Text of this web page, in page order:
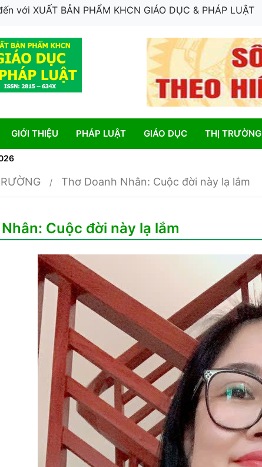
với XUẤT BẢN PHẨM KHCN GIÁO DỤC & PHÁP LUẬT
GIỚI THIỆU PHÁP LUẬT GIÁO DỤC THỊ TRƯỜNG
Thơ Doanh Nhân: Cuộc đời này lạ lắm
Cuộc đời này lạ lắm